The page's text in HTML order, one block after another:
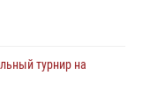
турнир на